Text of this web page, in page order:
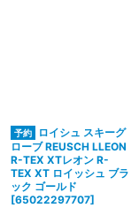
ロイシュ スキーグ
ローブ REUSCH LLEON
R-TEX XTレオン R-
TEX XT ロイッシュ ブラ
ック ゴールド
[65022297707]